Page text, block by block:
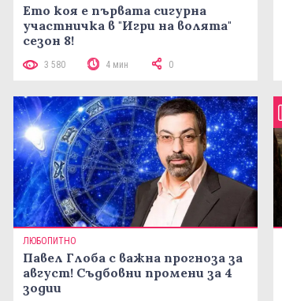
Ето коя е първата сигурна
участничка в "Игри на волята"
сезон 8!
3 580 4 мин 0
ЛЮБОПИТНО
Павел Глоба с важна прогноза за
август! Съдбовни промени за 4
зодии